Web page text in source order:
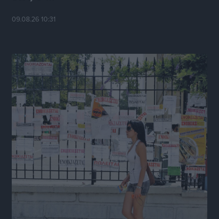
Ειδήσεις • πριν 18 ώρες
Στον Άγιο Νικόλαο Χάλκης ανοίγει ξανά το
ανανεωμένο εκκλησιαστικό μουσείο από τη Λέσχη
Lions Χάλκης
Τοπικές Ειδήσεις πριν 18 ώρες
Ρόδος: «Βουλιάζει» από τουρίστες – Πάνω από 1 εκατ.
επιβάτες και 55 κρουαζιερόπλοια
Τοπικές Ειδήσεις• πριν 18 ώρες
Γ’ Εθνική Κατηγορία: Οι ημερομηνίες των
αγωνιστικών της κανονικής περιόδου
09.08.26 10:31